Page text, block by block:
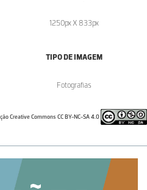
1250px X 833px
TIPO DE IMAGEM
Fotografias
Creative Commons CC BY-NC-SA 4.0